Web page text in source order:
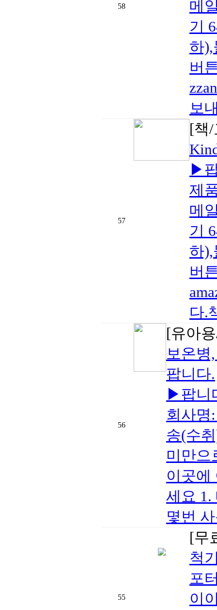
58
메
기
하
버
보
57
[책
▶
제
메
기
하
버
다.
56
[유아
보온병
팝니다.
▶팝니
회사명
송(수
미만으
이곳에
세요 1.
몇번
55
[무
척
포
이